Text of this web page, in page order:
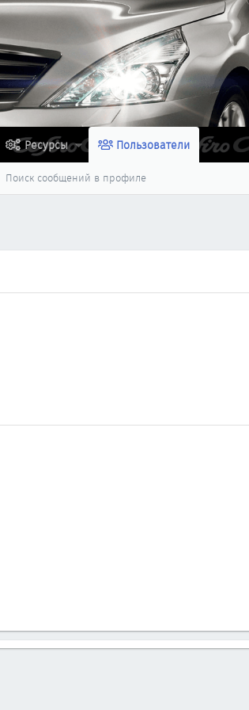
Ресурсы Пользователи
Поиск сообщений в профиле